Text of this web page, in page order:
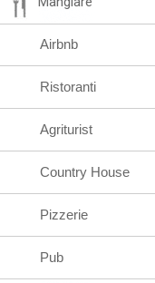
Airbnb
Ristoranti
Agriturist
Country House
Pizzerie
Pub